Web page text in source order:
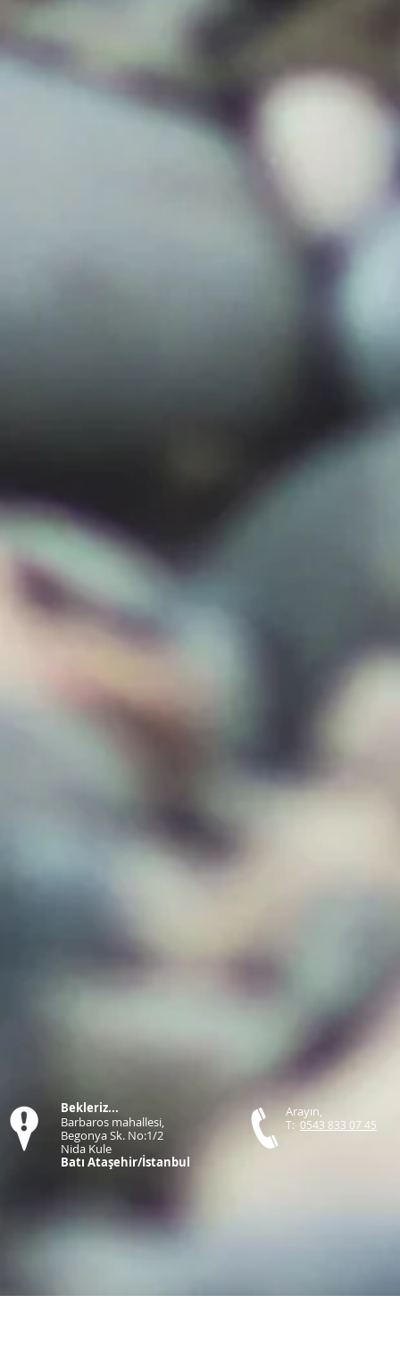
Bekleriz...
Barbaros mahallesi,
Begonya Sk. No:1/2
Nida Kule
Batı Ataşehir/İstanbul
Arayın,
T: 0543 833 07 45